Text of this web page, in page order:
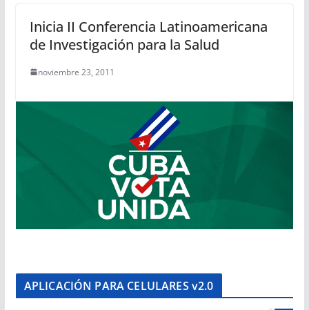
Inicia II Conferencia Latinoamericana
de Investigación para la Salud
noviembre 23, 2011
APLICACIÓN PARA CELULARES v2.0